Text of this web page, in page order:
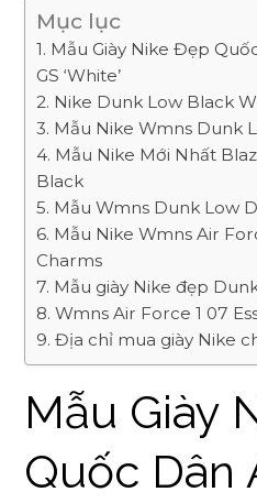
Mục lục
Mẫu Giày Nike Đẹp
GS ‘White’
Nike Dunk Low Black
Mẫu Nike Wmns Dunk
Mẫu Nike Mới Nhất
Black
Mẫu Wmns Dunk Low
Mẫu Nike Wmns Air
Charms
Mẫu giày Nike đẹp
Wmns Air Force 1 07
Địa chỉ mua giày Nike
Mẫu Giày
Quốc Dân